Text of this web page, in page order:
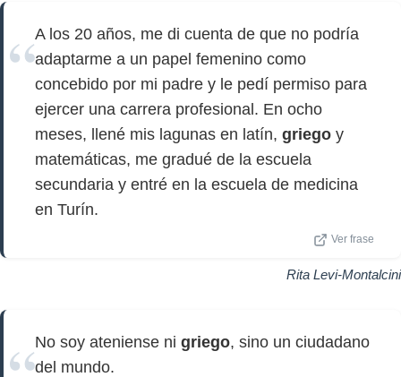
A los 20 años, me di cuenta de que no podría
adaptarme a un papel femenino como
concebido por mi padre y le pedí permiso para
ejercer una carrera profesional. En ocho
meses, llené mis lagunas en latín, griego y
matemáticas, me gradué de la escuela
secundaria y entré en la escuela de medicina
en Turín.
Ver frase
Rita Levi-Montalcini
No soy ateniense ni griego, sino un ciudadano
del mundo.